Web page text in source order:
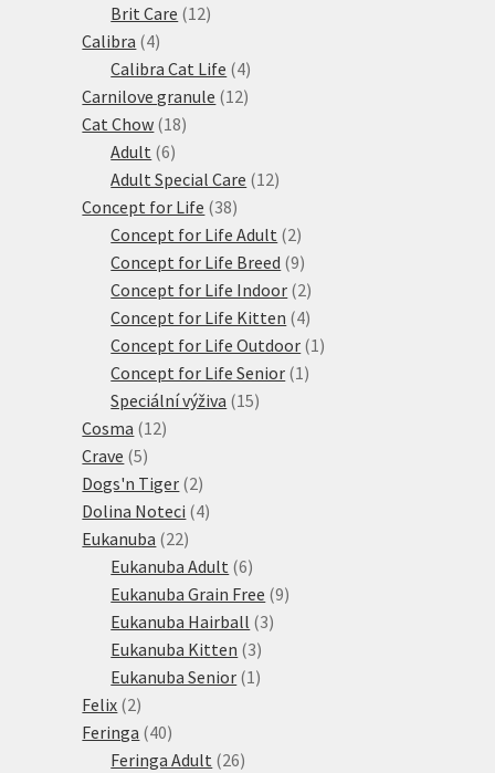
produktů
Brit Care 1212
Calibra 44
produkty
Calibra Cat Life 44
produkty
Carnilove granule 1212
Cat Chow 1818
Adult 66
produktů
Adult Special Care 1212
Concept for Life 3838
produktů
Concept for Life Adult 22
produkty
Concept for Life Breed 99
produktů
Concept for Life Indoor 22
produkty
Concept for Life Kitten 44
produkty
Concept for Life Outdoor 1 1
Concept for Life Senior 1 1
Speciální výživa 1515
Cosma 1212
Crave 55
produktů
Dogs'n Tiger 22
produkty
Dolina Noteci 44
Eukanuba 2222
produktů
Eukanuba Adult 66
produktů
Eukanuba Grain Free 99
Eukanuba Hairball 33
Eukanuba Kitten 33
produkty
Eukanuba Senior 1 1
Felix 22
produkty
Feringa 4040
produktů
Feringa Adult 2626